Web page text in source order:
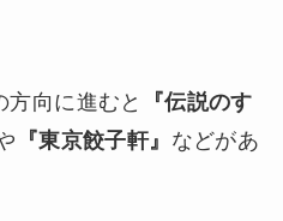
向に進むと
『伝説のす
『東京餃子軒』 などがあ